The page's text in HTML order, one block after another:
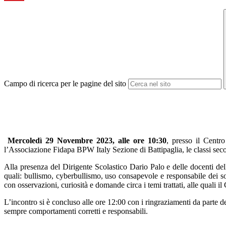
Campo di ricerca per le pagine del sito
Mercoledì 29 Novembre 2023, alle ore 10:30, presso il
l’Associazione Fidapa BPW Italy Sezione di Battipaglia, le classi
Alla presenza del Dirigente Scolastico Dario Palo e delle docenti
quali: bullismo, cyberbullismo, uso consapevole e responsabile dei
con osservazioni, curiosità e domande circa i temi trattati, alle quali
L’incontro si è concluso alle ore 12:00 con i ringraziamenti da parte
sempre comportamenti corretti e responsabili.